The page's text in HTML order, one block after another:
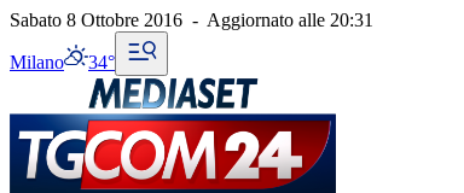
Sabato 8 Ottobre 2016 - Aggiornato alle 20:31
Milano 34°